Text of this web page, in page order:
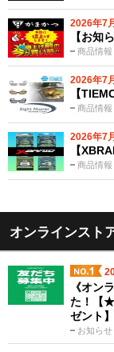
2026年7
商品情報
【お知
2026年7
商品情報
【
2026年7
商品情報
【
オンラインスト
お知らせ
《オン
た！【
ゼント】